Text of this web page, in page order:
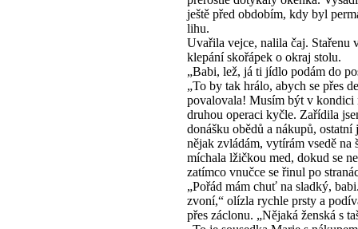
ještě před obdobím, kdy byl
lihu.
Uvařila vejce, nalila čaj. Stařenu
klepání skořápek o okraj stolu.
„Babi, lež, já ti jídlo podám do
„To by tak hrálo, abych se přes
povalovala! Musím být v kondici
druhou operaci kyčle. Zařídila
donášku obědů a nákupů, ostatní
nějak zvládám, vytírám vsedě na
míchala lžičkou med, dokud se
zatímco vnučce se řinul po
„Pořád mám chuť na sladký,
zvoní,“ olízla rychle prsty a
přes záclonu. „Nějaká ženská s